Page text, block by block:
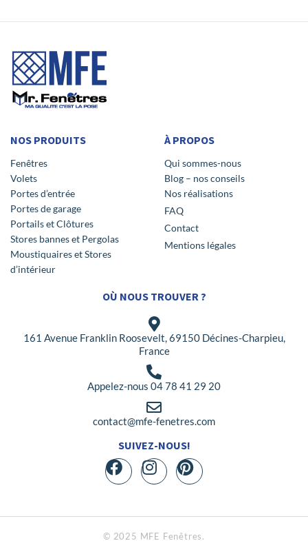
NOS PRODUITS
Fenêtres
Volets
Portes d’entrée
Portes de garage
Portails et Clôtures
Stores bannes et Pergolas
Moustiquaires et Stores
d’intérieur
À PROPOS
Qui sommes-nous
Blog – nos conseils
Nos réalisations
FAQ
Contact
Mentions légales
OÙ NOUS TROUVER ?
161 Avenue Franklin Roosevelt, 69150 Décines-Charpieu,
France
Appelez-nous 04 78 41 29 20
contact@mfe-fenetres.com
SUIVEZ-NOUS!
© 2025 MFE Fenêtres.